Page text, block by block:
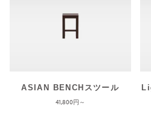
ASIAN BENCHスツール
41,800